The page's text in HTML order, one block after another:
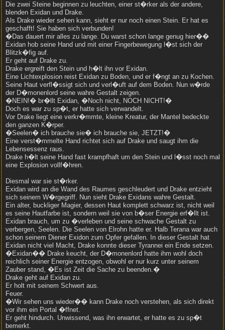
Die zwei Steine beginnen zu leuchten, einer st�rker als der andere,
blenden Exidan und Drake.
Als Drake wieder sehen kann, sieht er nur noch einen Stein. Er hat es
geschafft! Sie haben sich verbunden!
�Das dauert mir alles zu lange. Du warst schon lange genug hier��
Exidan hob seine Hand und mit einer Fingerbewegung l�st sich der
Blitzk�fig auf.
Er geht auf Drake zu.
Drake ergreift den Stein und h�lt ihn vor Exidan.
Eine Lichtexplosion reist Exidan zu Boden, und er f�ngt an zu Kochen.
Seine Haut verfl�ssigt sich und verl�uft auf dem Boden. Nun w�rde
der D�monenlord seine wahre Gestalt zeigen.
�NEIN!� br�llt Exidan, �Noch nicht, NOCH NICHT!�
Doch es war zu sp�t, er hatte sich verwandelt.
Vor Drake liegt eine verkr�mmte, kleine Kreatur, der Mantel bedeckte
den ganzen K�rper.
�Seelen� ich brauche sie� ich brauche sie, JETZT!�
Eine verst�mmelte Hand richtet sich auf Drake und saugt ihm die
Lebensessenz raus.
Drake h�lt seine Hand fast krampfhaft um den Stein und l�sst noch mal
eine Explosion vollf�hren.
Diesmal war sie st�rker.
Exidan wird an die Wand des Raumes geschleudert und Drake entzieht
sich seinem W�rgegriff. Nun sieht Drake Exidans wahre Gestalt.
Ein alter, buckliger Magier, dessen Haut komplett schwarz ist, nicht weil
es seine Hautfarbe ist, sondern weil sie von b�ser Energie erf�llt ist.
Exidan brauch, um zu �verleben und seine schwache Gestalt zu
verbergen, Seelen. Die Seelen von Elrohn hatte er. Halb Terana war auch
schon seinem Diener Exidon zum Opfer gefallen. In dieser Gestalt hat
Exidan nicht viel Macht, Drake konnte dieser Tyrannei ein Ende setzen.
�Exidan�� Drake keucht, der D�monenlord hatte ihm wohl doch
reichlich seiner Energie entzogen, obwohl er nur kurz unter seinem
Zauber stand, �Es ist Zeit die Sache zu beenden.�
Drake geht auf Exidan zu.
Er holt mit seinem Schwert aus.
Feuer.
�Wir sehen uns wieder�� kann Drake noch verstehen, als sich direkt
vor ihm ein Portal �ffnet.
Er geht hindurch. Unwissend, was ihn erwartet, er hatte es zu sp�t
bemerkt.